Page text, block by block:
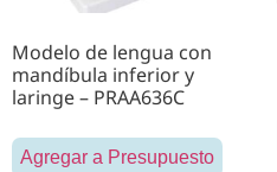
Modelo de lengua con
mandíbula inferior y
laringe – PRAA636C
Agregar a Presupuesto